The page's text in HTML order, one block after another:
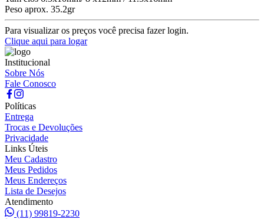
Peso aprox. 35.2gr
Para visualizar os preços você precisa fazer login.
Clique aqui para logar
Institucional
Sobre Nós
Fale Conosco
Políticas
Entrega
Trocas e Devoluções
Privacidade
Links Úteis
Meu Cadastro
Meus Pedidos
Meus Endereços
Lista de Desejos
Atendimento
(11) 99819-2230